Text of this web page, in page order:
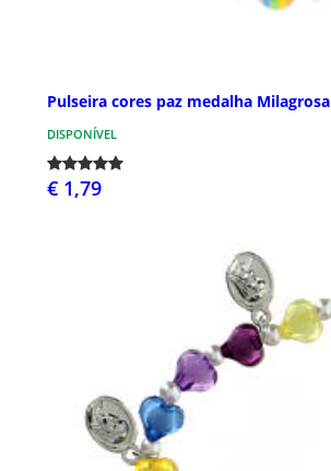
Pulseira cores paz medalha Milagrosa
DISPONÍVEL
€ 1,79